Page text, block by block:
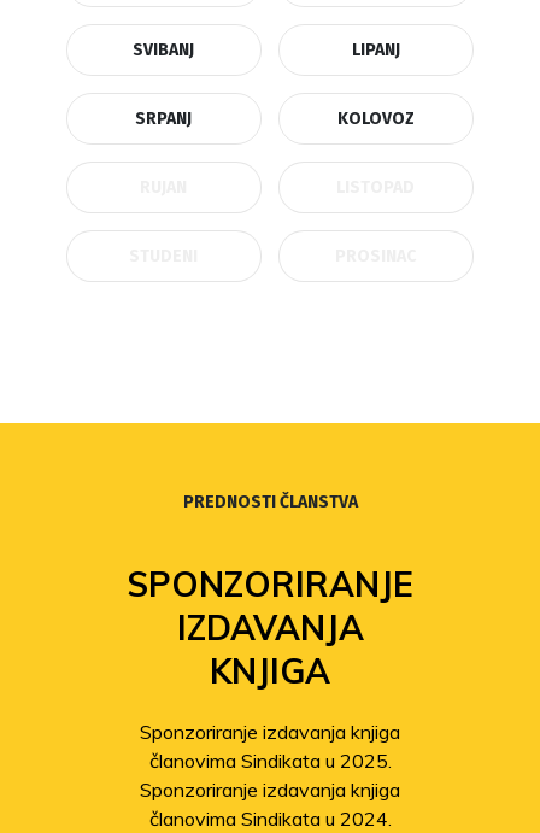
SVIBANJ LIPANJ
SRPANJ KOLOVOZ
PREDNOSTI ČLANSTVA
SPONZORIRANJE
IZDAVANJA
KNJIGA
Sponzoriranje izdavanja knjiga
članovima Sindikata u 2025.
Sponzoriranje izdavanja knjiga
članovima Sindikata u 2024.